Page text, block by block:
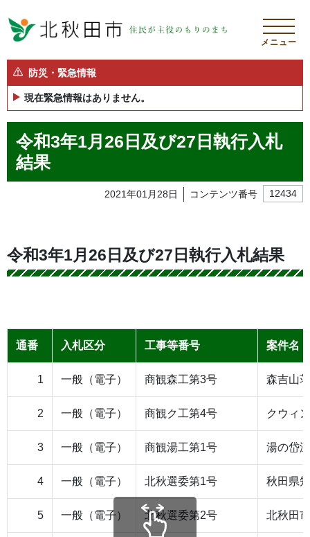
メニュー
防災・緊急情報
現在緊急情報はありません。
令和3年1月26日及び27日執行入札
結果
2021年01月28日 コンテンツ番号 12434
令和3年1月26日及び27日執行入札結果
通番 入札区分 工事等番号 案件名
1 一般（電子） 商観森工第3号 森吉山
2 一般（電子） 商観ク工第4号 クウィ
3 一般（電子） 商観湯工第1号 湯の岱
4 一般（電子） 北秋選委第1号 秋田県
5 一般（電子） 北秋選委第2号 北秋田